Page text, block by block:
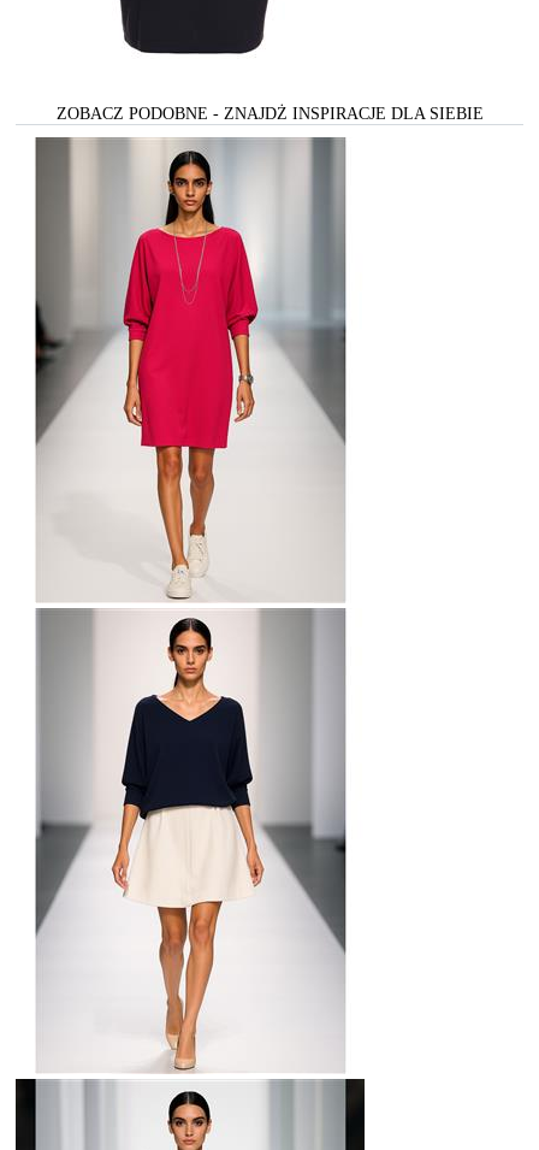
ZOBACZ PODOBNE - ZNAJDŻ INSPIRACJE DLA SIEBIE